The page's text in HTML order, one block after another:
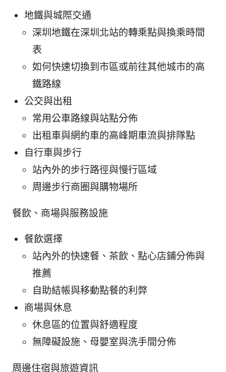
地鐵與城際交通
深圳地鐵在深圳北站的轉乘點與換乘時間
表
如何快速切換到市區或前往其他城市的高
鐵路線
公交與出租
常用公車路線與站點分佈
出租車與網約車的高峰期車流與排隊點
自行車與步行
站內外的步行路徑與慢行區域
周邊步行商圈與購物場所
餐飲、商場與服務設施
餐飲選擇
站內外的快速餐、茶飲、點心店鋪分佈與
推薦
自助結帳與移動點餐的利弊
商場與休息
休息區的位置與舒適程度
無障礙設施、母嬰室與洗手間分佈
周邊住宿與旅遊資訊